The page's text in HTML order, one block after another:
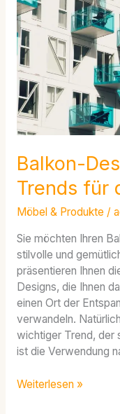
Balkon-
Trends für
Möbel & Produkte /
Sie möchten Ihren
stilvolle und
präsentieren Ihnen
Designs, die Ihnen
einen Ort der
verwandeln.
wichtiger Trend, der
ist die Verwendung
sind
die
Trends
für
den
Sommer
Weiterlesen »